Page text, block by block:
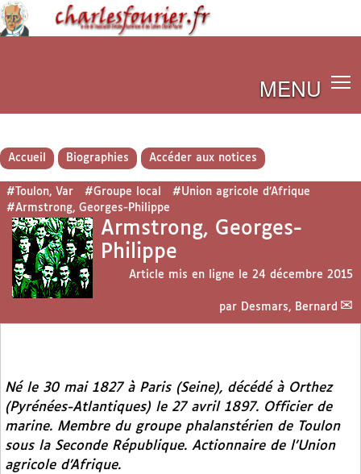
MENU
Accueil Biographies Accéder aux notices
#Toulon, Var #Groupe local
#Union agricole d’Afrique
#Armstrong, Georges-Philippe
Armstrong, Georges-
Philippe
Article mis en ligne le 24 décembre 2015
par Desmars, Bernard
Né le 30 mai 1827 à Paris (Seine), décédé à Orthez
(Pyrénées-Atlantiques) le 27 avril 1897. Officier de
marine. Membre du groupe phalanstérien de Toulon
sous la Seconde République. Actionnaire de l’Union
agricole d’Afrique.